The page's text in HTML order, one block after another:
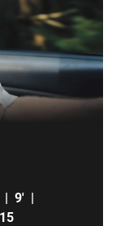
| 9' |